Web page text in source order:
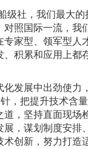
级社，我们最大
照国际一流，我
家型、领军型人
积累和应用上都
发展中出劲使力
，把提升技术含
道，坚持直面现场
，谋划制度安排
术创新，努力打造